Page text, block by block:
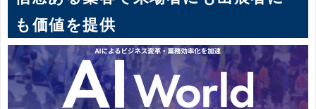
も価値を提供